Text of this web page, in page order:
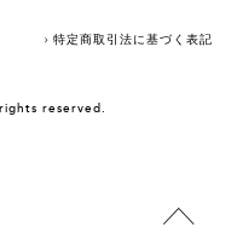
特定商取引法に基づく表記
reserved.